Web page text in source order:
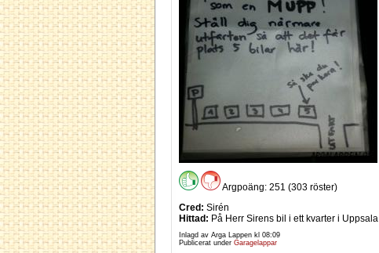
Argpoäng: 251 (303 röster)
Cred: Sirén
Hittad: På Herr Sirens bil i ett kvarter i Uppsala
Inlagd av Arga Lappen kl 08:09
Publicerat under Garagelappar